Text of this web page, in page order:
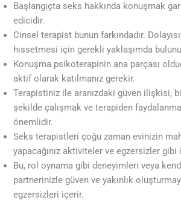
Başlangıçta seks hakkında konuşmak
edicidir.
Cinsel terapist bunun farkındadır.
hissetmesi için gerekli yaklaşımda
Konuşma psikoterapinin ana parçası
aktif olarak katılmanız gerekir.
Terapistiniz ile aranızdaki güven ilişkisi,
şekilde çalışmak ve terapiden
önemlidir.
Seks terapistleri çoğu zaman evinizin
yapacağınız aktiviteler ve egzersizler gibi
Bu, rol oynama gibi deneyimleri veya
partnerinizle güven ve yakınlık
egzersizleri içerir.